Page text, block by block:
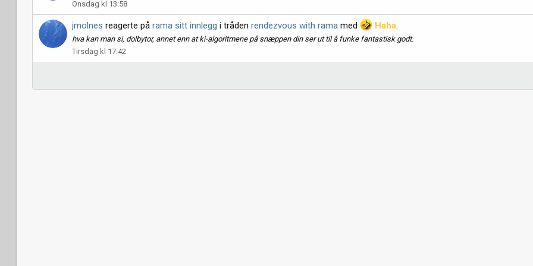
Onsdag kl 13:58
jmolnes reagerte på rama sitt innlegg i tråden rendezvous with rama med Haha.
hva kan man si, dolbytor, annet enn at ki-algoritmene på snæppen din ser ut til å funke fantastisk godt.
Tirsdag kl 17:42